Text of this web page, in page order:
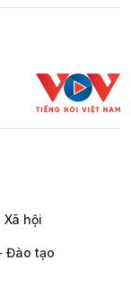
hội
Đào tạo